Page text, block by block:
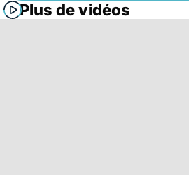
Plus de vidéos